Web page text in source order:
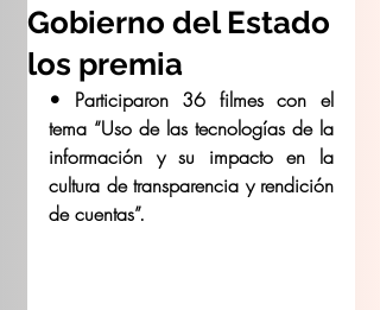
Gobierno del Estado
los premia
• Participaron 36 filmes con el
tema “Uso de las tecnologías de la
información y su impacto en la
cultura de transparencia y rendición
de cuentas”.